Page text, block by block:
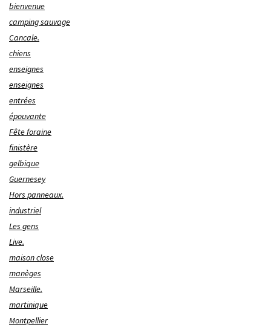
bienvenue
camping sauvage
Cancale.
chiens
enseignes
enseignes
entrées
épouvante
Fête foraine
finistère
gelbique
Guernesey
Hors panneaux.
industriel
Les gens
Live.
maison close
manèges
Marseille.
martinique
Montpellier